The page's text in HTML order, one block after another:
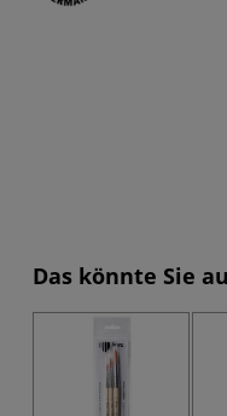
Das könnte Sie